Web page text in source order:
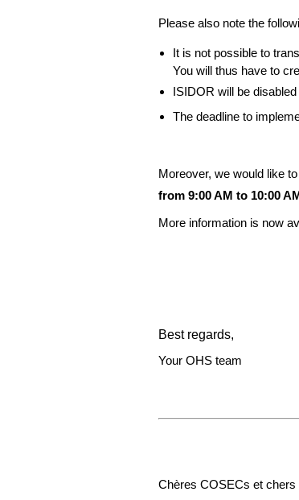
Please also note the
It is not possible to
You will thus have to
ISIDOR will be
The deadline to
Moreover, we would like
from 9:00 AM to 10:00
More information is now
​Best regards,
Your OHS team
Chères COSECs et chers